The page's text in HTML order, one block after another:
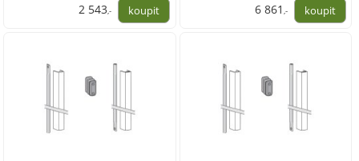
2 543,- 6 861 ,-